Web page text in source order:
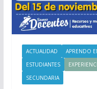
ACTUALIDAD APRENDO
ESTUDIANTES
SECUNDARIA